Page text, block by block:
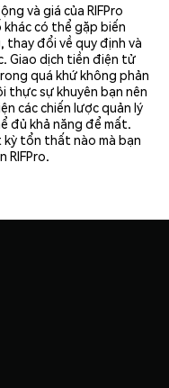
và giá của RIFPro
khác có thể gặp biến
đổi về quy định và
Giao dịch tiền điện tử
quá khứ không phản
sự khuyên bạn nên
các chiến lược quản lý
đủ khả năng để mất.
kỳ tổn thất nào mà bạn
RIFPro.